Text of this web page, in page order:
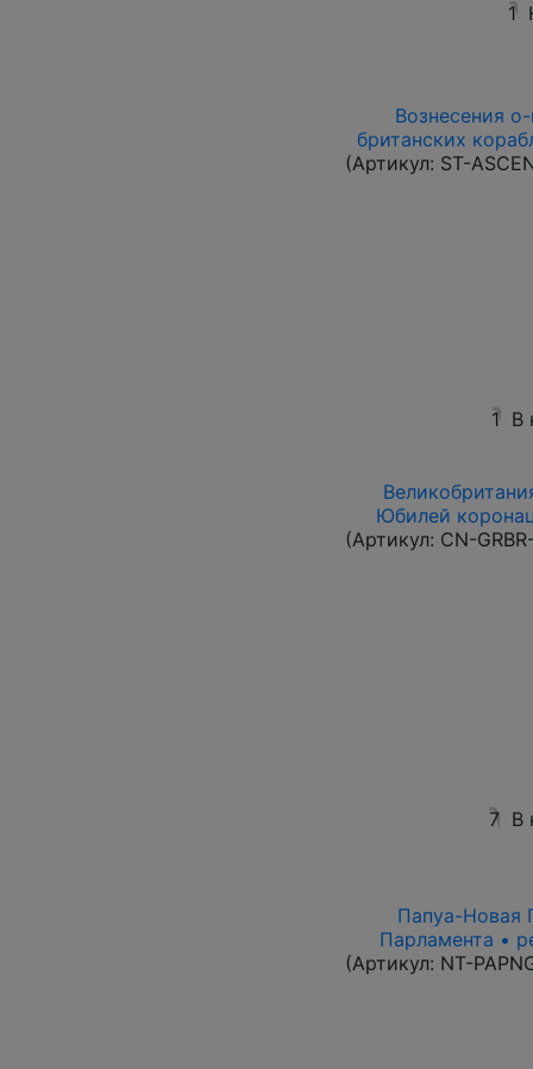
1
Вознесения
британских
(Артикул: ST-
1 В
Юбилей
(Артикул: CN-
7 В
Папуа-Новая
Парламента •
(Артикул: NT-